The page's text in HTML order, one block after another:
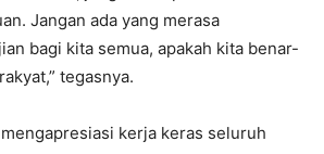
Jangan ada yang merasa
bagi kita semua, apakah kita benar-
tegasnya.
kerja keras seluruh